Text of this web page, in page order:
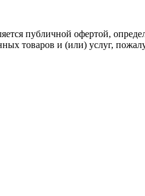
публичной офертой,
товаров и (или) услуг,